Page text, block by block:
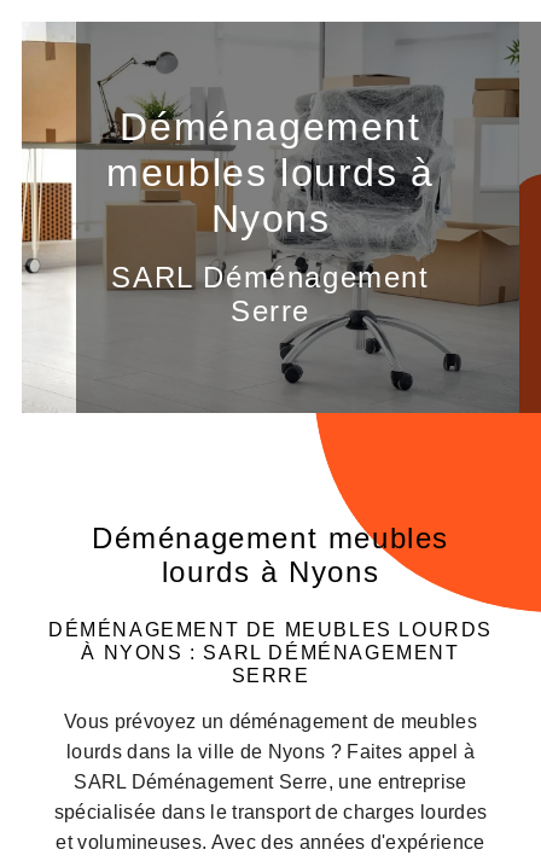
Déménagement
meubles lourds à
Nyons
SARL Déménagement
Serre
Déménagement meubles
lourds à Nyons
DÉMÉNAGEMENT DE MEUBLES LOURDS
À NYONS : SARL DÉMÉNAGEMENT
SERRE
Vous prévoyez un déménagement de meubles
lourds dans la ville de Nyons ? Faites appel à
SARL Déménagement Serre, une entreprise
spécialisée dans le transport de charges lourdes
et volumineuses. Avec des années d'expérience